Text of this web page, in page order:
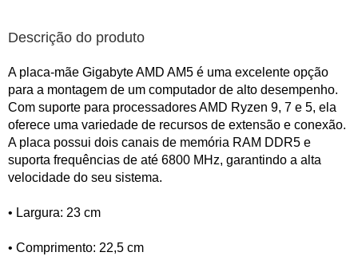
Descrição do produto
A placa-mãe Gigabyte AMD AM5 é uma excelente opção
para a montagem de um computador de alto desempenho.
Com suporte para processadores AMD Ryzen 9, 7 e 5, ela
oferece uma variedade de recursos de extensão e conexão.
A placa possui dois canais de memória RAM DDR5 e
suporta frequências de até 6800 MHz, garantindo a alta
velocidade do seu sistema.
• Largura: 23 cm
• Comprimento: 22,5 cm